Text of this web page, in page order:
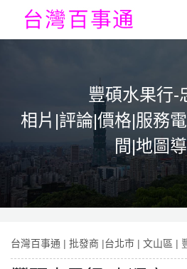
豐碩水果行-
相片|評論|價格|服務
間|地圖
台灣百事通 | 批發商 |台北市 | 文山區 |